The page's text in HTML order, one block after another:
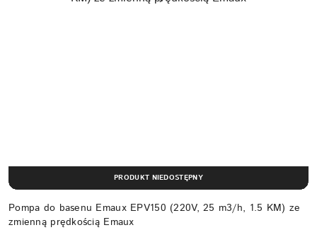
Pompa do basenu Emaux EPV150 (220V, 25 m3/h, 1.5 KM) ze
zmienną prędkością Emaux
PRODUKT NIEDOSTĘPNY